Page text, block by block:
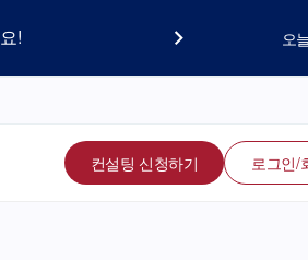
! 오
컨설팅 신청하기 로그인/